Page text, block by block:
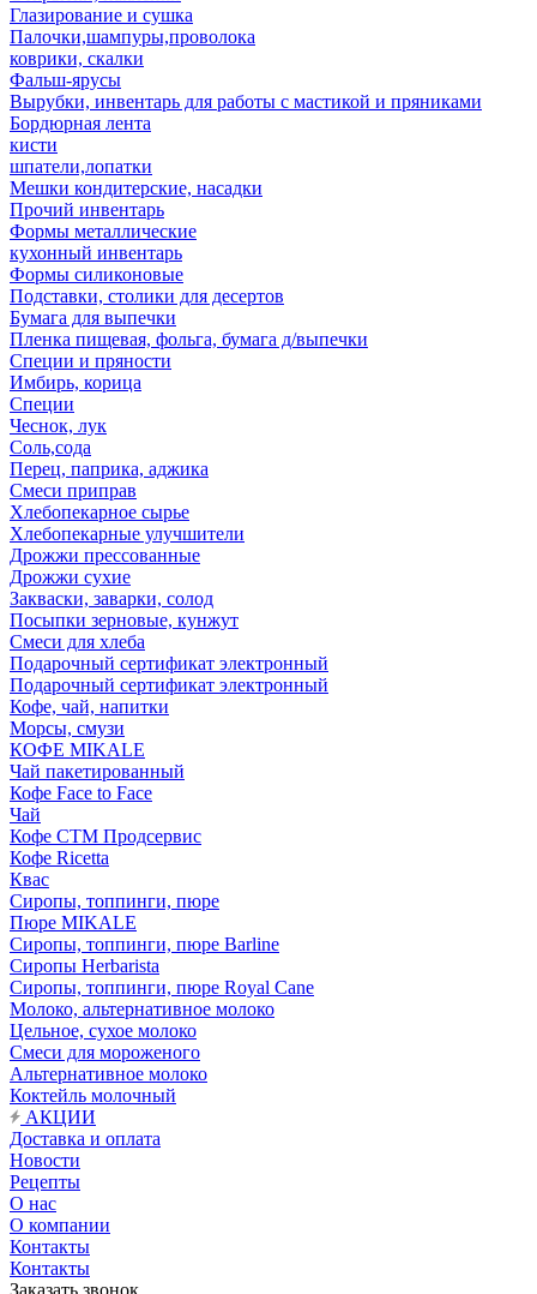
Глазирование и сушка
Палочки,шампуры,проволока
коврики, скалки
Фальш-ярусы
Вырубки, инвентарь для работы с мастикой и пряниками
Бордюрная лента
кисти
шпатели,лопатки
Мешки кондитерские, насадки
Прочий инвентарь
Формы металлические
кухонный инвентарь
Формы силиконовые
Подставки, столики для десертов
Бумага для выпечки
Пленка пищевая, фольга, бумага д/выпечки
Специи и пряности
Имбирь, корица
Специи
Чеснок, лук
Соль,сода
Перец, паприка, аджика
Смеси приправ
Хлебопекарное сырье
Хлебопекарные улучшители
Дрожжи прессованные
Дрожжи сухие
Закваски, заварки, солод
Посыпки зерновые, кунжут
Смеси для хлеба
Подарочный сертификат электронный
Подарочный сертификат электронный
Кофе, чай, напитки
Морсы, смузи
КОФЕ MIKALE
Чай пакетированный
Кофе Face to Face
Чай
Кофе СТМ Продсервис
Кофе Ricetta
Квас
Сиропы, топпинги, пюре
Пюре MIKALE
Сиропы, топпинги, пюре Barline
Сиропы Herbarista
Сиропы, топпинги, пюре Royal Cane
Молоко, альтернативное молоко
Цельное, сухое молоко
Смеси для мороженого
Альтернативное молоко
Коктейль молочный
АКЦИИ
Доставка и оплата
Новости
Рецепты
О нас
О компании
Контакты
Контакты
Заказать звонок